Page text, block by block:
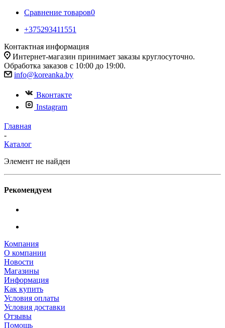
Сравнение товаров0
+375293411551
Контактная информация
Интернет-магазин принимает заказы круглосуточно.
Обработка заказов с 10:00 до 19:00.
info@koreanka.by
Вконтакте
Instagram
Главная
-
Каталог
Элемент не найден
Рекомендуем
Компания
О компании
Новости
Магазины
Информация
Как купить
Условия оплаты
Условия доставки
Отзывы
Помощь